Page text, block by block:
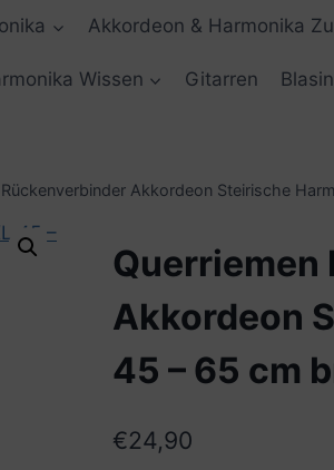
Akkordeon & Harmonika
Wissen Gitarren
Akkordeon Steirische
Querriemen
Akkordeon
45 – 65 cm
€24,90